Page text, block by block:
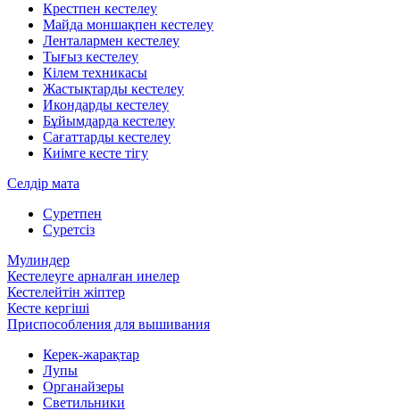
Крестпен кестелеу
Майда моншақпен кестелеу
Ленталармен кестелеу
Тығыз кестелеу
Кілем техникасы
Жастықтарды кестелеу
Икондарды кестелеу
Бұйымдарда кестелеу
Сағаттарды кестелеу
Киімге кесте тігу
Селдір мата
Суретпен
Суретсіз
Мулиндер
Кестелеуге арналған инелер
Кестелейтін жіптер
Кесте кергіші
Приспособления для вышивания
Керек-жарақтар
Лупы
Органайзеры
Светильники